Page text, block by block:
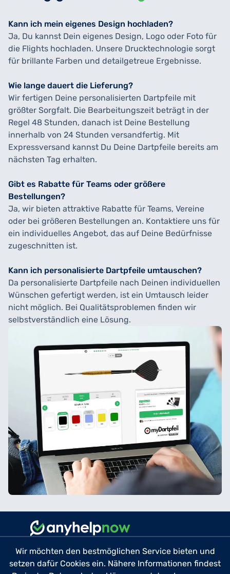
Kann ich mein eigenes Design hochladen?
Ja, Du kannst Dein eigenes Design, Logo oder Foto für
die Flights hochladen. Unsere Drucktechnologie sorgt
für brillante Farben und detailgetreue Ergebnisse.
Wie lange dauert die Lieferung?
Wir fertigen Deine personalisierten Dartpfeile mit
größter Sorgfalt. Die Bearbeitungszeit beträgt in der
Regel 48 Stunden, danach ist Deine Bestellung
innerhalb von 24 Stunden versandfertig. Mit
Expressversand kannst Du Deine Dartpfeile bereits am
nächsten Tag erhalten.
Gibt es Rabatte für Teams oder größere
Bestellungen?
Ja, wir bieten attraktive Rabatte für Teams, Vereine
oder bei größeren Bestellungen an. Kontaktiere uns für
ein individuelles Angebot, das auf Deine Bedürfnisse
zugeschnitten ist.
Kann ich personalisierte Dartpfeile umtauschen?
Da personalisierte Dartpfeile nach Deinen individuellen
Wünschen gefertigt werden, ist ein Umtausch leider
nicht möglich. Bei Qualitätsproblemen finden wir
selbstverständlich eine Lösung.
Jetzt individuellen Dartpfeil gestalten
Wir möchten den bestmöglichen Service bieten und
setzen dafür Cookies ein. Nähere Informationen findest